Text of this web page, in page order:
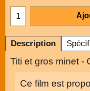
Description
Titi et gros minet -
Ce film est